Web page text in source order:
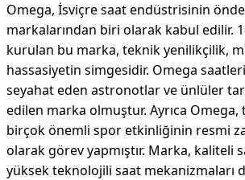
Omega, İsviçre saat endüstrisinin
markalarından biri olarak kabul edilir.
kurulan bu marka, teknik yenilikçilik,
hassasiyetin simgesidir. Omega
seyahat eden astronotlar ve ünlüler
edilen marka olmuştur. Ayrıca
birçok önemli spor etkinliğinin resmi
olarak görev yapmıştır. Marka, kaliteli
yüksek teknolojili saat mekanizmaları